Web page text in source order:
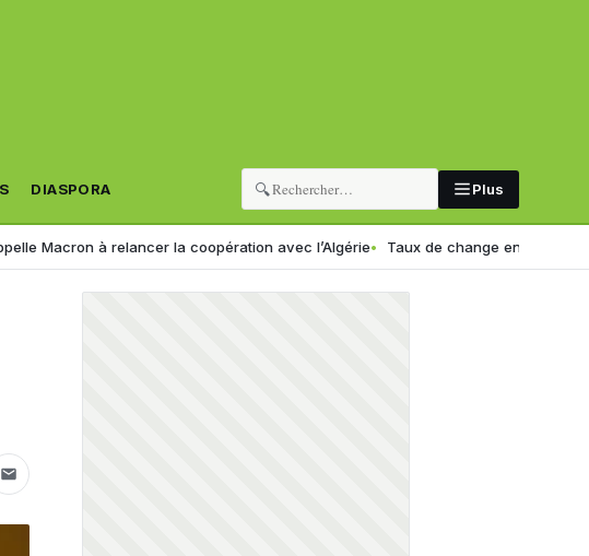
DIASPORA 🔍 Plus
à relancer la coopération avec l’Algérie Taux de change en Algérie : voici le